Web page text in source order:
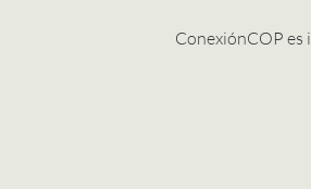
ConexiónCOP